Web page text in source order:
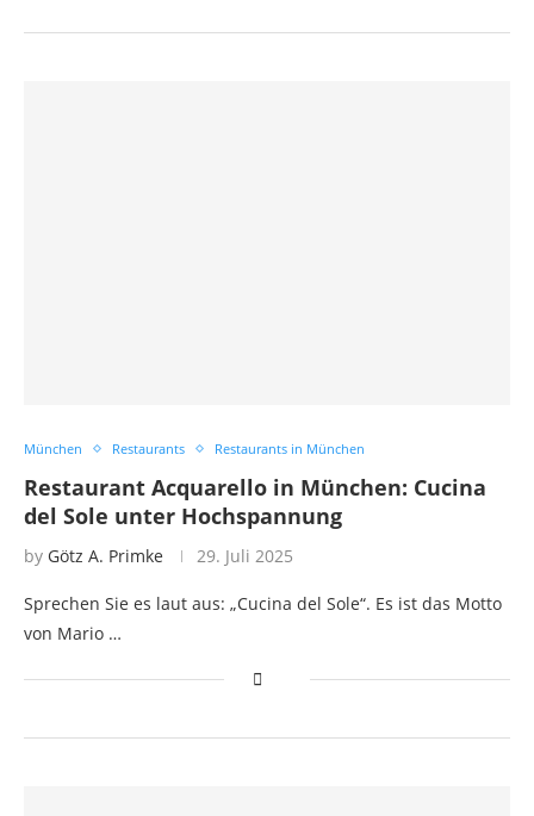
München Restaurants Restaurants in München
Restaurant Acquarello in München: Cucina
del Sole unter Hochspannung
by Götz A. Primke 29. Juli 2025
Sprechen Sie es laut aus: „Cucina del Sole“. Es ist das Motto
von Mario …